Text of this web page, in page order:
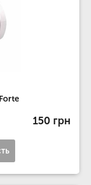
150 грн